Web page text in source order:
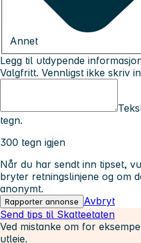
Annet
Legg til utdypende
Valgfritt. Vennligst ikke skriv
tegn.
300 tegn igjen
Når du har sendt inn tipset,
bryter retningslinjene og om
anonymt.
Rapporter annonse
Avbryt
Send tips til Skatteetaten
Ved mistanke om for
utleie.